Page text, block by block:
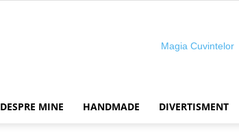
DESPRE MINE HANDMADE DIVERTISMENT